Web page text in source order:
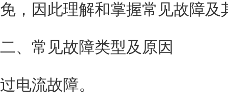
免，因此理解和掌握常见故障
二、常见故障类型及原因
过电流故障。